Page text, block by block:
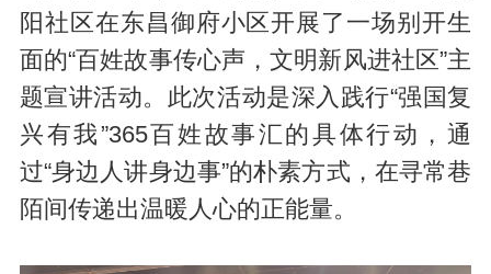
阳社区在东昌御府小区开展了一场别开生
面的“百姓故事传心声，文明新风进社区”主
题宣讲活动。此次活动是深入践行“强国复
兴有我”365百姓故事汇的具体行动，通
过“身边人讲身边事”的朴素方式，在寻常巷
陌间传递出温暖人心的正能量。